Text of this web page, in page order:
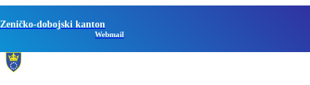
Zeničko-dobojski kanton
Webmail